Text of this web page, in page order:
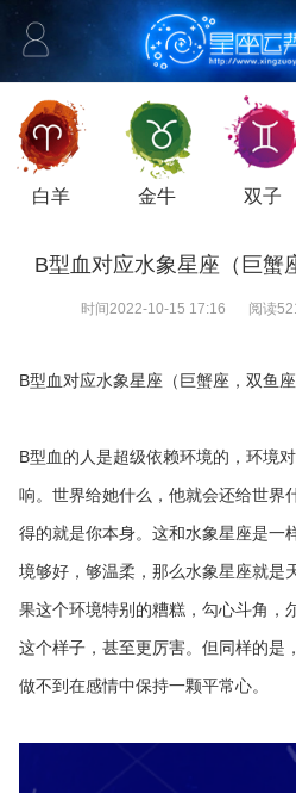
白羊 金牛 双子
B型血对应水象星座（巨蟹
时间2022-10-15 17:16 阅读
B型血对应水象星座（巨蟹座，双鱼座
B型血的人是超级依赖环境的，环境
响。世界给她什么，他就会还给世界
得的就是你本身。这和水象星座是一
境够好，够温柔，那么水象星座就是
果这个环境特别的糟糕，勾心斗角，
这个样子，甚至更厉害。但同样的是
做不到在感情中保持一颗平常心。